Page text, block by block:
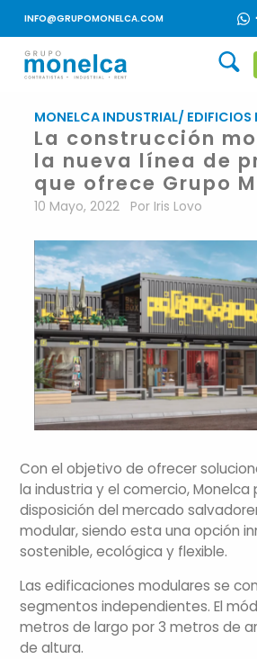
INFO@GRUPOMONELCA.COM
MONELCA INDUSTRIAL/ EDIFICIOS
La construcción
la nueva línea de
que ofrece Grupo
10 Mayo, 2022 Por Iris Lovo
Con el objetivo de ofrecer
la industria y el comercio, Monelca
disposición del mercado
modular, siendo esta una opción
sostenible, ecológica y flexible.
Las edificaciones modulares se
segmentos independientes. El
metros de largo por 3 metros de
de altura.